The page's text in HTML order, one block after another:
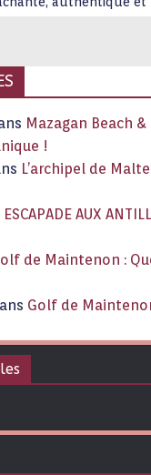
Mazagan Beach
!
L’archipel de
ESCAPADE AUX
de Maintenon :
Golf de